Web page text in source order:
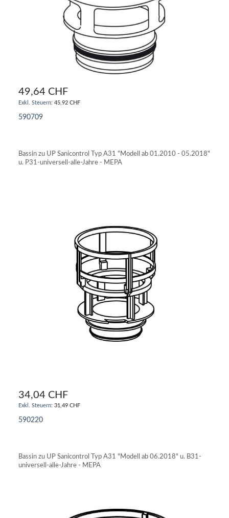
49,64 CHF
45,92 CHF
590709
Bassin zu UP Sanicontrol Typ A31 "Modell ab 01.2010 - 05.2018"
u. P31-universell-alle-Jahre - MEPA
34,04 CHF
31,49 CHF
590220
Bassin zu UP Sanicontrol Typ A31 "Modell ab 06.2018" u. B31-
universell-alle-Jahre - MEPA